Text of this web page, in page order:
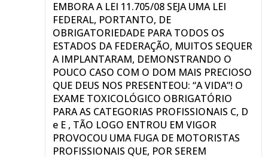
EMBORA A LEI 11.705/08 SEJA UMA LEI
FEDERAL, PORTANTO, DE
OBRIGATORIEDADE PARA TODOS OS
ESTADOS DA FEDERAÇÃO, MUITOS SEQUER
A IMPLANTARAM, DEMONSTRANDO O
POUCO CASO COM O DOM MAIS PRECIOSO
QUE DEUS NOS PRESENTEOU: “A VIDA”! O
EXAME TOXICOLÓGICO OBRIGATÓRIO
PARA AS CATEGORIAS PROFISSIONAIS C, D
e E , TÃO LOGO ENTROU EM VIGOR
PROVOCOU UMA FUGA DE MOTORISTAS
PROFISSIONAIS QUE, POR SEREM